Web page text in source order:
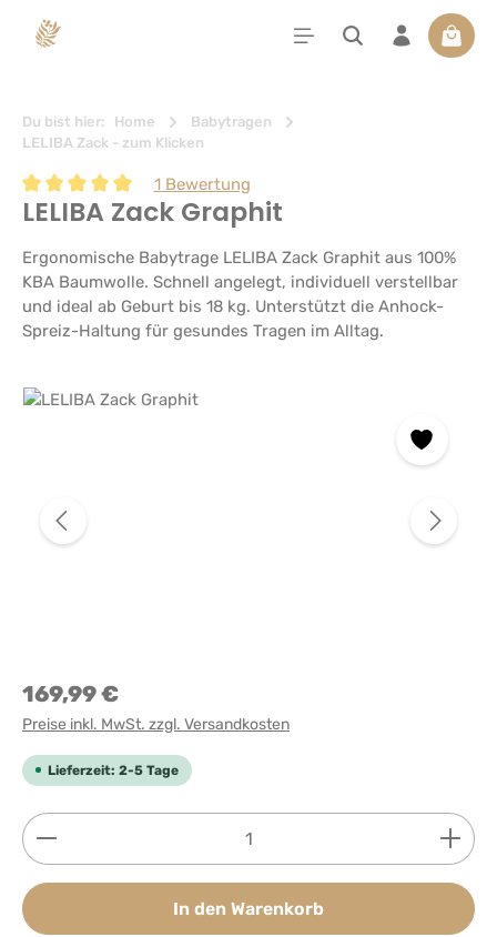
springen
Du bist hier: Home
Babytragen
LELIBA Zack - zum Klicken
Durchschnittliche Bewertung von 5 von 5 Sternen
1 Bewertung
LELIBA Zack Graphit
Ergonomische Babytrage LELIBA Zack Graphit aus 100%
KBA Baumwolle. Schnell angelegt, individuell verstellbar
und ideal ab Geburt bis 18 kg. Unterstützt die Anhock-
Spreiz-Haltung für gesundes Tragen im Alltag.
Bildergalerie überspringen
169,99 €
Preise inkl. MwSt. zzgl. Versandkosten
Lieferzeit: 2-5 Tage
Produkt Anzahl: Gib den gewünschten Wert ein
In den Warenkorb